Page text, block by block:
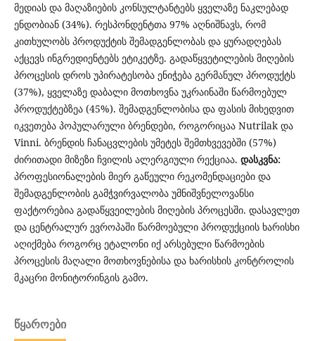
მედიას და მაღაზიების კონსულტანტებს ყველაზე ნაკლებად
ენდობიან (34%). რესპონდენტთა 97% აღნიშნავს, რომ
კითხულობს პროდუქტის შემადგენლობას და ყურადღებას
აქცევს ინგრედიენტებს ეტიკეტზე. გადაწყვეტილების მიღების
პროცესის დროს უპირატესობა ენიჭება გერმანულ პროდუქტს
(37%), ყველაზე დაბალი მოთხოვნა უკრაინაში წარმოებულ
პროდუქტებზეა (45%). შემადგენლობისა და ფასის მიხედვით
იკვეთება პოპულარული ბრენდები, როგორიცაა Nutrilak და
Vinni. ბრენდის ჩანაცვლების უმეტეს შემთხვევებში (57%)
ძირითადი მიზეზი ჩვილის ალერგიული რექციაა. დასკვნა:
პროფესიონალების მიერ გაწეული რეკომენდაციები და
შემადგენლობის გამჭვირვალობა უმნიშვნელოვანსი
ფაქტორებია გადაწყვეილების მიღების პროცესში. დასავლეთ
და ცენტრალურ ევროპაში წარმოებული პროდუქციის ხარისხი
აღიქმება როგორც ეტალონი იქ არსებული წარმოების
პროცესის მაღალი მოთხოვნებისა და ხარისხის კონტროლის
მკაცრი მონიტორინგის გამო.
ᲬᲧᲐᲠᲝᲔᲑᲘ